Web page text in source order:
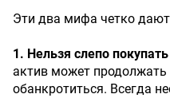
Эти два мифа четко
1. Нельзя слепо
актив может
обанкротиться. Всегда